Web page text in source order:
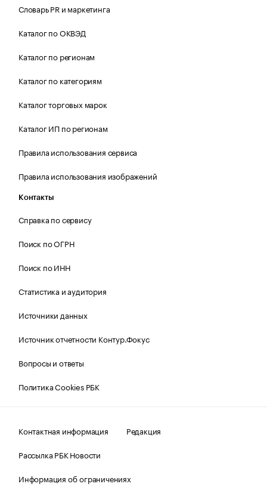
Словарь PR и маркетинга
Каталог по ОКВЭД
Каталог по регионам
Каталог по категориям
Каталог торговых марок
Каталог ИП по регионам
Правила использования сервиса
Правила использования изображений
Контакты
Справка по сервису
Поиск по ОГРН
Поиск по ИНН
Статистика и аудитория
Источники данных
Источник отчетности Контур.Фокус
Вопросы и ответы
Политика Cookies РБК
Контактная информация
Редакция
Рассылка РБК Новости
Информация об ограничениях